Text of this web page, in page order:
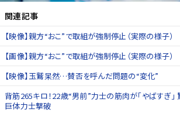
関連記事
【映像】親方“おこ”で取組が強制停止（実際の様子）
【画像】親方“おこ”で取組が強制停止（実際の様子）
【映像】玉鷲呆然…賛否を呼んだ問題の“変化”
背筋265キロ！22歳“男前”力士の筋肉が「やばすぎ
巨体力士撃破